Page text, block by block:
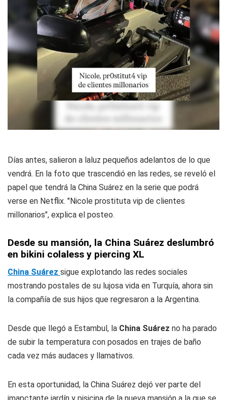
Días antes, salieron a laluz pequeños adelantos de lo que
vendrá. En la foto que trascendió en las redes, se reveló el
papel que tendrá la China Suárez en la serie que podrá
verse en Netflix. "Nicole prostituta vip de clientes
millonarios", explica el posteo.
Desde su mansión, la China Suárez deslumbró
en bikini colaless y piercing XL
China Suárez sigue explotando las redes sociales
mostrando postales de su lujosa vida en Turquía, ahora sin
la compañía de sus hijos que regresaron a la Argentina.
Desde que llegó a Estambul, la China Suárez no ha parado
de subir la temperatura con posados en trajes de baño
cada vez más audaces y llamativos.
En esta oportunidad, la China Suárez dejó ver parte del